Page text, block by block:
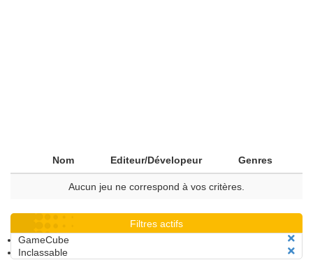
Nom Editeur/Dévelopeur Genres
Aucun jeu ne correspond à vos critères.
Filtres actifs
GameCube
Inclassable